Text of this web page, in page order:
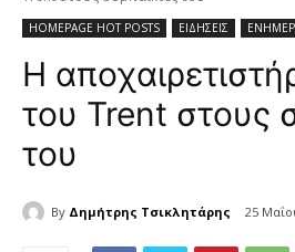
HOMEPAGE HOT POSTS ΕΙΔΗΣΕΙΣ
Η
του Trent στους
του
By Δημήτρης Τσικλητάρης 25